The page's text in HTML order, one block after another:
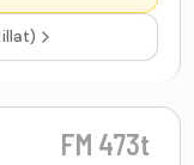
FM 473t